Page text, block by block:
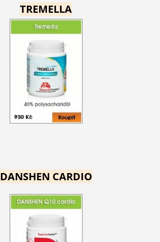
TREMELLA
DANSHEN CARDIO